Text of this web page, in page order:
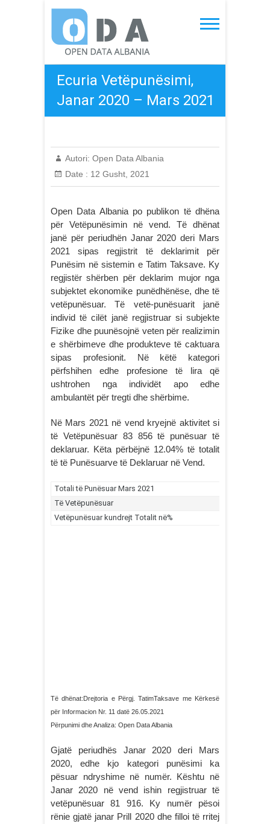
content
Open Data Albania
Ecuria Vetëpunësimi,
Janar 2020 – Mars 2021
Autori: Open Data Albania
Date : 12 Gusht, 2021
Open Data Albania po publikon të dhëna
për Vetëpunësimin në vend. Të dhënat
janë për periudhën Janar 2020 deri Mars
2021 sipas regjistrit të deklarimit për
Punësim në sistemin e Tatim Taksave. Ky
regjistër shërben për deklarim mujor nga
subjektet ekonomike punëdhënëse, dhe të
vetëpunësuar. Të vetë-punësuarit janë
individ të cilët janë regjistruar si subjekte
Fizike dhe puunësojnë veten për realizimin
e shërbimeve dhe produkteve të caktuara
sipas profesionit. Në këtë kategori
përfshihen edhe profesione të lira që
ushtrohen nga individët apo edhe
ambulantët për tregti dhe shërbime.
Në Mars 2021 në vend kryejnë aktivitet si
të Vetëpunësuar 83 856 të punësuar të
deklaruar. Këta përbëjnë 12.04% të totalit
të të Punësuarve të Deklaruar në Vend.
Të dhënat:Drejtoria e Përgj. TatimTaksave me Kërkesë
për Informacion Nr. 11 datë 26.05.2021
Përpunimi dhe Analiza: Open Data Albania
Gjatë periudhës Janar 2020 deri Mars
2020, edhe kjo kategori punësimi ka
pësuar ndryshime në numër. Kështu në
Janar 2020 në vend ishin regjistruar të
vetëpunësuar 81 916. Ky numër pësoi
rënie gjatë janar Prill 2020 dhe filloi të rritej